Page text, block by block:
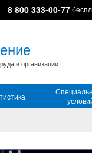
8 800 333-00-77
в организации